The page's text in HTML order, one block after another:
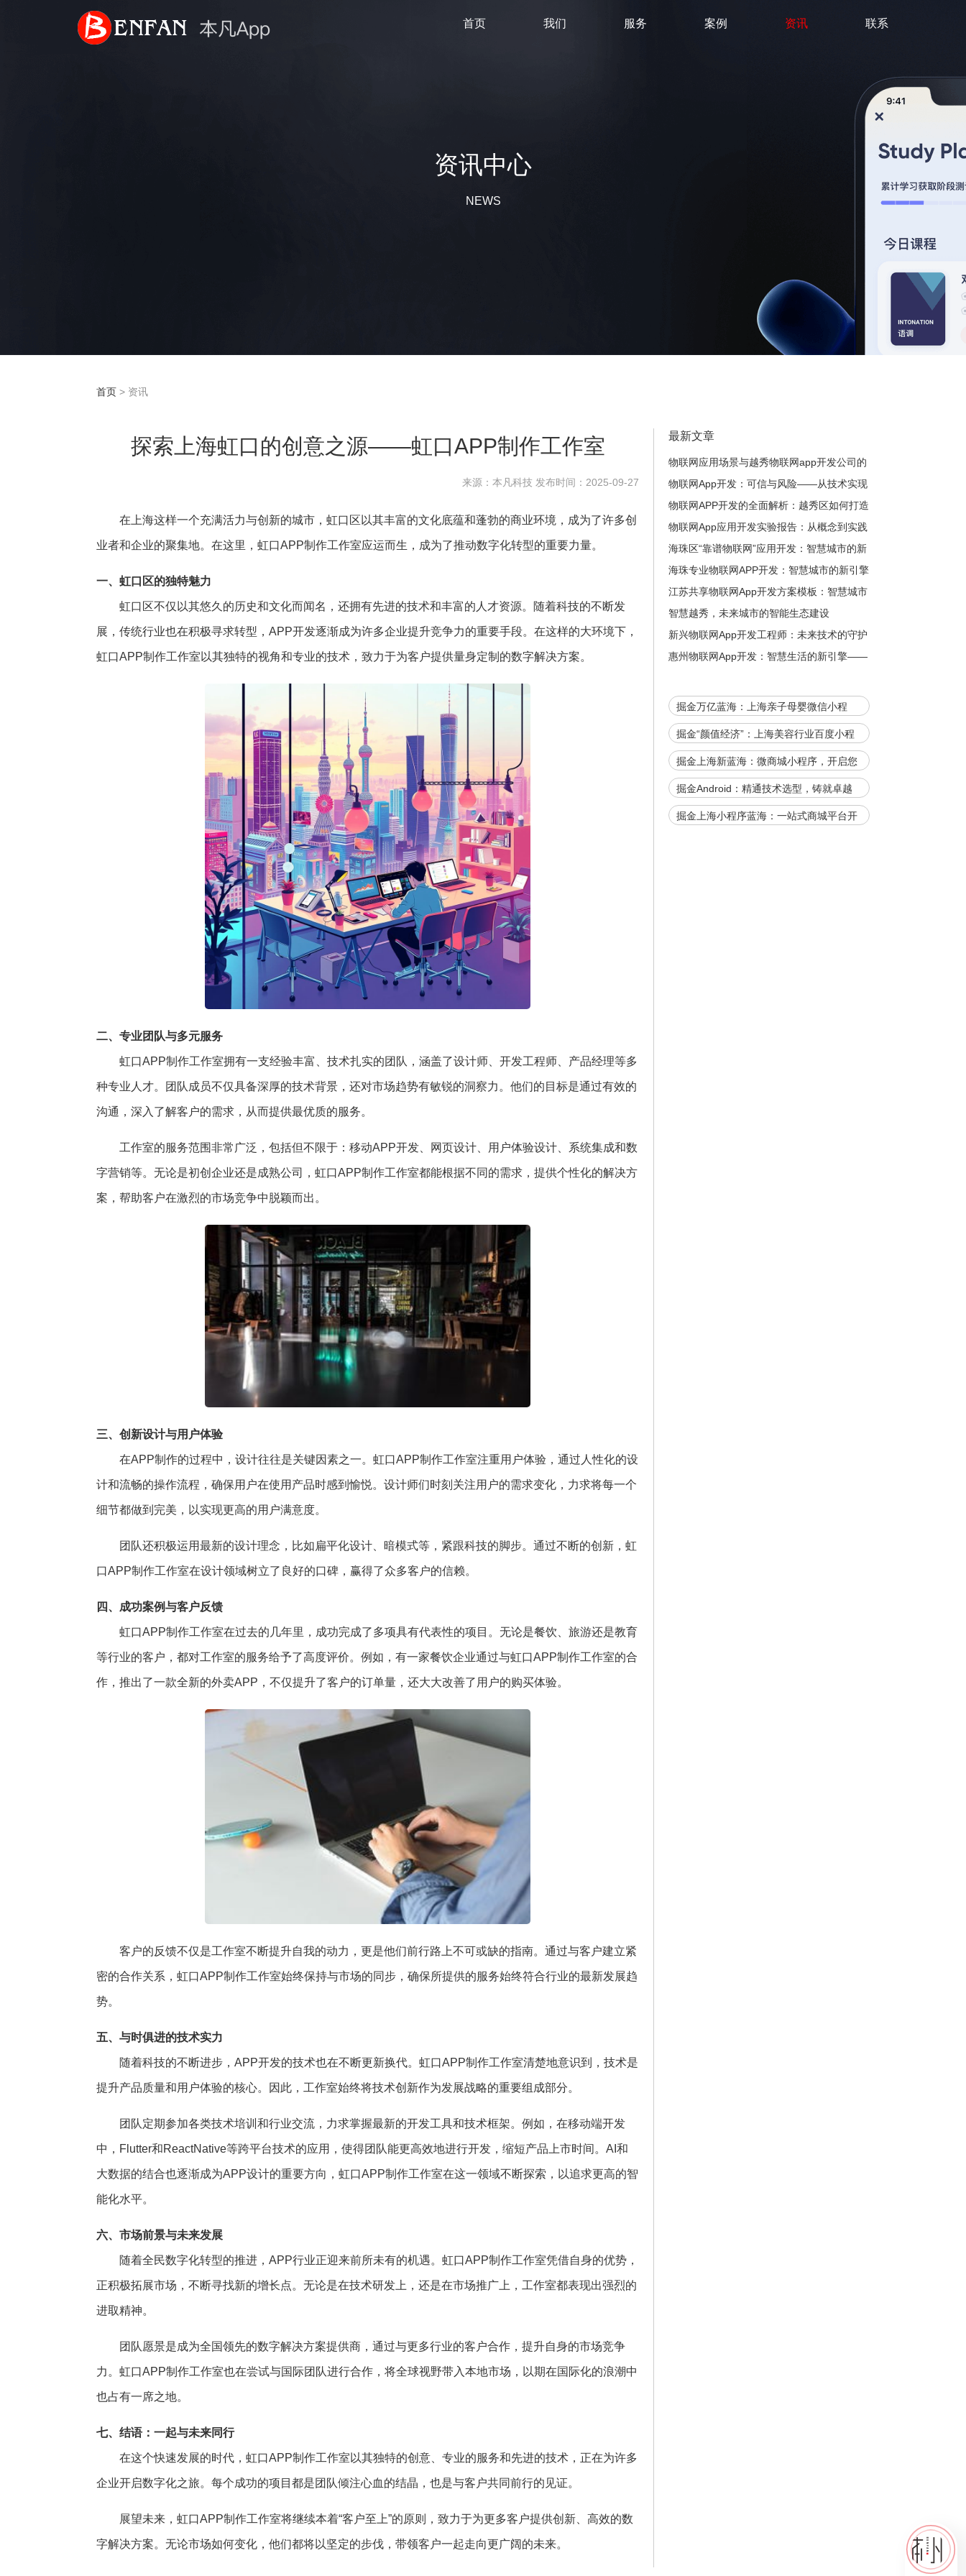
首页 我们 服务 案例 资讯 联系
资讯中心
NEWS
首页 > 资讯
探索上海虹口的创意之源——虹口APP制作工作室
来源：本凡科技 发布时间：2025-09-27
在上海这样一个充满活力与创新的城市，虹口区以其丰富的文化底蕴和蓬勃的商业环境，成为了许多创
业者和企业的聚集地。在这里，虹口APP制作工作室应运而生，成为了推动数字化转型的重要力量。
一、虹口区的独特魅力
虹口区不仅以其悠久的历史和文化而闻名，还拥有先进的技术和丰富的人才资源。随着科技的不断发
展，传统行业也在积极寻求转型，APP开发逐渐成为许多企业提升竞争力的重要手段。在这样的大环境下，
虹口APP制作工作室以其独特的视角和专业的技术，致力于为客户提供量身定制的数字解决方案。
二、专业团队与多元服务
虹口APP制作工作室拥有一支经验丰富、技术扎实的团队，涵盖了设计师、开发工程师、产品经理等多
种专业人才。团队成员不仅具备深厚的技术背景，还对市场趋势有敏锐的洞察力。他们的目标是通过有效的
沟通，深入了解客户的需求，从而提供最优质的服务。
工作室的服务范围非常广泛，包括但不限于：移动APP开发、网页设计、用户体验设计、系统集成和数
字营销等。无论是初创企业还是成熟公司，虹口APP制作工作室都能根据不同的需求，提供个性化的解决方
案，帮助客户在激烈的市场竞争中脱颖而出。
三、创新设计与用户体验
在APP制作的过程中，设计往往是关键因素之一。虹口APP制作工作室注重用户体验，通过人性化的设
计和流畅的操作流程，确保用户在使用产品时感到愉悦。设计师们时刻关注用户的需求变化，力求将每一个
细节都做到完美，以实现更高的用户满意度。
团队还积极运用最新的设计理念，比如扁平化设计、暗模式等，紧跟科技的脚步。通过不断的创新，虹
口APP制作工作室在设计领域树立了良好的口碑，赢得了众多客户的信赖。
四、成功案例与客户反馈
虹口APP制作工作室在过去的几年里，成功完成了多项具有代表性的项目。无论是餐饮、旅游还是教育
等行业的客户，都对工作室的服务给予了高度评价。例如，有一家餐饮企业通过与虹口APP制作工作室的合
作，推出了一款全新的外卖APP，不仅提升了客户的订单量，还大大改善了用户的购买体验。
客户的反馈不仅是工作室不断提升自我的动力，更是他们前行路上不可或缺的指南。通过与客户建立紧
密的合作关系，虹口APP制作工作室始终保持与市场的同步，确保所提供的服务始终符合行业的最新发展趋
势。
五、与时俱进的技术实力
随着科技的不断进步，APP开发的技术也在不断更新换代。虹口APP制作工作室清楚地意识到，技术是
提升产品质量和用户体验的核心。因此，工作室始终将技术创新作为发展战略的重要组成部分。
团队定期参加各类技术培训和行业交流，力求掌握最新的开发工具和技术框架。例如，在移动端开发
中，Flutter和ReactNative等跨平台技术的应用，使得团队能更高效地进行开发，缩短产品上市时间。AI和
大数据的结合也逐渐成为APP设计的重要方向，虹口APP制作工作室在这一领域不断探索，以追求更高的智
能化水平。
六、市场前景与未来发展
随着全民数字化转型的推进，APP行业正迎来前所未有的机遇。虹口APP制作工作室凭借自身的优势，
正积极拓展市场，不断寻找新的增长点。无论是在技术研发上，还是在市场推广上，工作室都表现出强烈的
进取精神。
团队愿景是成为全国领先的数字解决方案提供商，通过与更多行业的客户合作，提升自身的市场竞争
力。虹口APP制作工作室也在尝试与国际团队进行合作，将全球视野带入本地市场，以期在国际化的浪潮中
也占有一席之地。
七、结语：一起与未来同行
在这个快速发展的时代，虹口APP制作工作室以其独特的创意、专业的服务和先进的技术，正在为许多
企业开启数字化之旅。每个成功的项目都是团队倾注心血的结晶，也是与客户共同前行的见证。
展望未来，虹口APP制作工作室将继续本着“客户至上”的原则，致力于为更多客户提供创新、高效的数
字解决方案。无论市场如何变化，他们都将以坚定的步伐，带领客户一起走向更广阔的未来。
最新文章
物联网应用场景与越秀物联网app开发公司的
深度解析
物联网App开发：可信与风险——从技术实现
到安全保障
物联网APP开发的全面解析：越秀区如何打造
智慧城市，你的企业需要什么？
物联网App应用开发实验报告：从概念到实践
的全面探索
海珠区“靠谱物联网”应用开发：智慧城市的新
引擎
海珠专业物联网APP开发：智慧城市的新引擎
——如何让城市更智能、更便捷？
江苏共享物联网App开发方案模板：智慧城市
与数字赋能的全新生态
智慧越秀，未来城市的智能生态建设
新兴物联网App开发工程师：未来技术的守护
者与创造者
惠州物联网App开发：智慧生活的新引擎——
掘金万亿蓝海：上海亲子母婴微信小程
序，开启智慧育儿新时代！
掘金“颜值经济”：上海美容行业百度小程
序开发费用全解析，助您抢占数字先机！
掘金上海新蓝海：微商城小程序，开启您
的商业智能时代
掘金Android：精通技术选型，铸就卓越
App的秘诀！
掘金上海小程序蓝海：一站式商城平台开